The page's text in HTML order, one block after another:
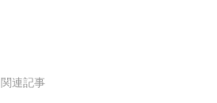
関連記事